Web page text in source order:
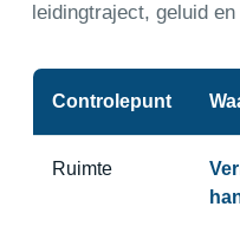
leidingtraject, geluid
Controlepunt
Ruimte